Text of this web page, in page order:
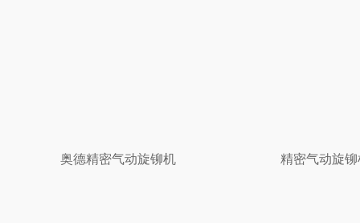
奥德精密气动旋铆机 精密气动旋